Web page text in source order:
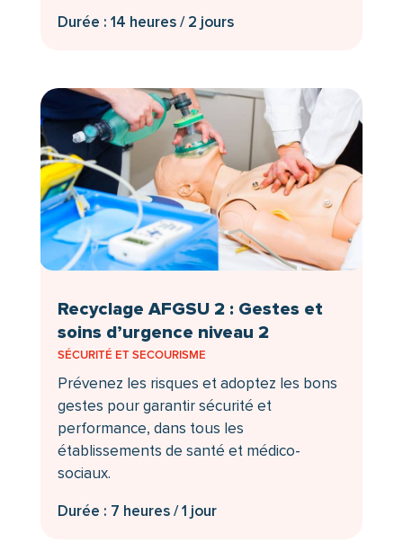
Durée : 14 heures / 2 jours
Recyclage AFGSU 2 : Gestes et
soins d’urgence niveau 2
SÉCURITÉ ET SECOURISME
Prévenez les risques et adoptez les bons
gestes pour garantir sécurité et
performance, dans tous les
établissements de santé et médico-
sociaux.
Durée : 7 heures / 1 jour